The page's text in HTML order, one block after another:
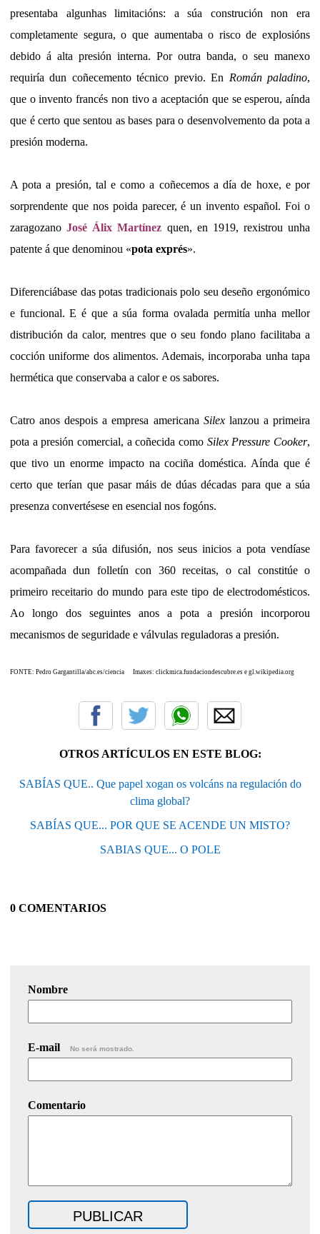
presentaba algunhas limitacións: a súa construción non era
completamente segura, o que aumentaba o risco de explosións
debido á alta presión interna. Por outra banda, o seu manexo
requiría dun coñecemento técnico previo. En Román paladino,
que o invento francés non tivo a aceptación que se esperou, aínda
que é certo que sentou as bases para o desenvolvemento da pota a
presión moderna.
A pota a presión, tal e como a coñecemos a día de hoxe, e por
sorprendente que nos poida parecer, é un invento español. Foi o
zaragozanoJosé Álix Martínez quen, en 1919, rexistrou unha
patente á que denominou «pota exprés».
Diferenciábase das potas tradicionais polo seu deseño ergonómico
e funcional. E é que a súa forma ovalada permitía unha mellor
distribución da calor, mentres que o seu fondo plano facilitaba a
cocción uniforme dos alimentos. Ademais, incorporaba unha tapa
hermética que conservaba a calor e os sabores.
Catro anos despois a empresa americana Silex lanzou a primeira
pota a presión comercial, a coñecida como Silex Pressure Cooker,
que tivo un enorme impacto na cociña doméstica. Aínda que é
certo que terían que pasar máis de dúas décadas para que a súa
presenza convertésese en esencial nos fogóns.
Para favorecer a súa difusión, nos seus inicios a pota vendíase
acompañada dun folletín con 360 receitas, o cal constitúe o
primeiro receitario do mundo para este tipo de electrodomésticos.
Ao longo dos seguintes anos a pota a presión incorporou
mecanismos de seguridade e válvulas reguladoras a presión.
FONTE: Pedro Gargantilla/abc.es/ciencia Imaxes: clickmica.fundaciondescubre.es e gl.wikipedia.org
OTROS ARTÍCULOS EN ESTE BLOG:
SABÍAS QUE.. Que papel xogan os volcáns na regulación do
clima global?
SABÍAS QUE... POR QUE SE ACENDE UN MISTO?
SABIAS QUE... O POLE
0 COMENTARIOS
Nombre
E-mail No será mostrado.
Comentario